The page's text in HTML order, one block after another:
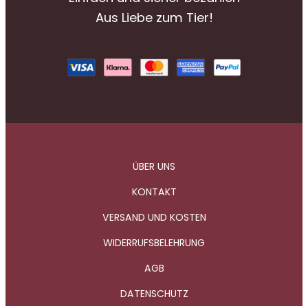
Aus Liebe zum Tier!
ÜBER UNS
KONTAKT
VERSAND UND KOSTEN
WIDERRUFSBELEHRUNG
AGB
DATENSCHUTZ